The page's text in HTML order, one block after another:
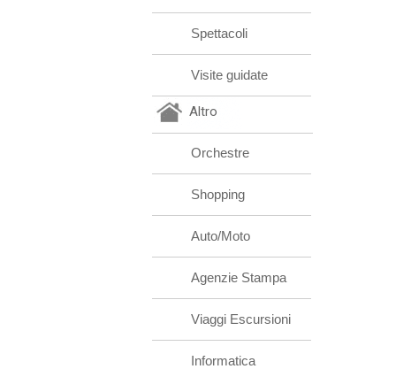
Spettacoli
Visite guidate
Altro
Orchestre
Shopping
Auto/Moto
Agenzie Stampa
Viaggi Escursioni
Informatica